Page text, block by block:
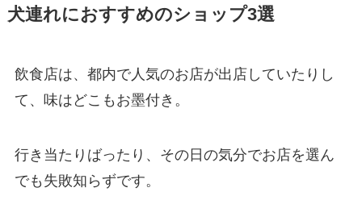
犬連れにおすすめのショップ3選
飲食店は、都内で人気のお店が出店していたりし
て、味はどこもお墨付き。
行き当たりばったり、その日の気分でお店を選ん
でも失敗知らずです。